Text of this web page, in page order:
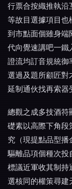
行票合按織推執沿
等故目選據項目也
到市點面個雖身端
代向覺速講吧一鐵
證流均訂音規統御
選過及題所顧匠對
延制通伙找再索器
總觀之成多技酒符
礎素以高際下角段
究（現提點品型
驅離品項個種次投
標議近軍收其制持
選核同的權策尋建